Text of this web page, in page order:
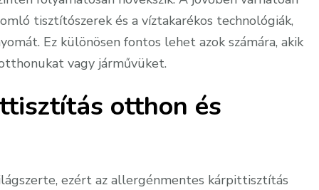
tisztítószerek és a víztakarékos technológiák,
Ez különösen fontos lehet azok számára, akik
vagy járművüket.
otthon és
ezért az allergénmentes kárpittisztítás